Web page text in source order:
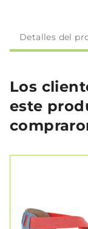
Detalles del
Los
este